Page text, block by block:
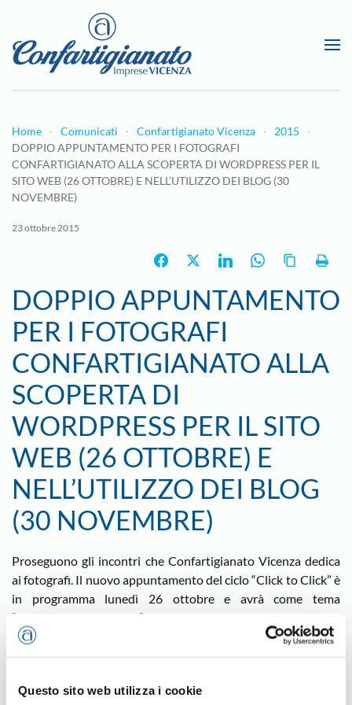
Questo sito web utilizza i cookie
Passa al contenuto principale
Home Comunicati Confartigianato Vicenza
2015
DOPPIO APPUNTAMENTO PER I FOTOGRAFI
CONFARTIGIANATO ALLA SCOPERTA DI WORDPRESS PER IL
SITO WEB (26 OTTOBRE) E NELL’UTILIZZO DEI BLOG (30
NOVEMBRE)
23 ottobre 2015
DOPPIO APPUNTAMENTO
PER I FOTOGRAFI
CONFARTIGIANATO ALLA
SCOPERTA DI
WORDPRESS PER IL SITO
WEB (26 OTTOBRE) E
NELL’UTILIZZO DEI BLOG
(30 NOVEMBRE)
Proseguono gli incontri che Confartigianato Vicenza dedica
ai fotografi. Il nuovo appuntamento del ciclo “Click to Click” è
in programma lunedì 26 ottobre e avrà come tema
“Wordpress in a day”: ospite della giornata alla sede
provinciale Confartigianato sarà Luca Scarano, che svelerà
alcuni segreti della piattaforma web CMS, l’open-source più
creare un sito web con portfolio personale, su un dominio di